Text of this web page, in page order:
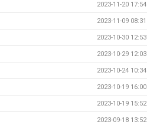
2023-11-20 17:54
2023-11-09 08:31
2023-10-30 12:53
2023-10-29 12:03
2023-10-24 10:34
2023-10-19 16:00
2023-10-19 15:52
2023-09-18 13:52